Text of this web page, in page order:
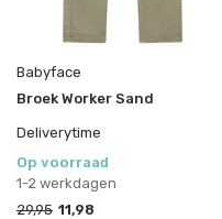
Babyface
Broek Worker Sand
Deliverytime
Op voorraad
1-2 werkdagen
29,95 11,98